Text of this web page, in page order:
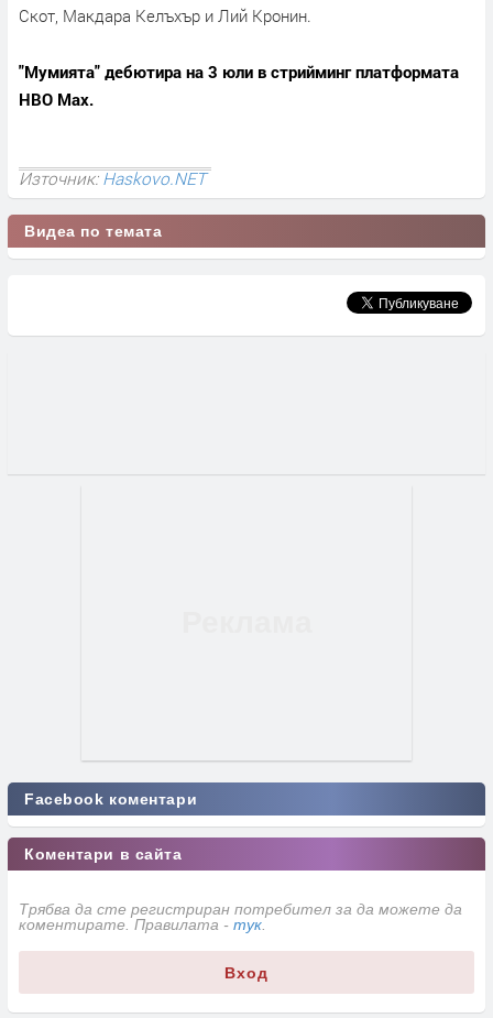
Скот, Макдара Келъхър и Лий Кронин.
"Мумията" дебютира на 3 юли в стрийминг платформата
HBO Max.
Източник:Haskovo.NET
Видеа по темата
Facebook коментари
Коментари в сайта
Трябва да сте регистриран потребител за да можете да
коментирате. Правилата - тук
Вход